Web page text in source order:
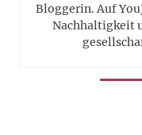
Bloggerin. Auf
Nachhaltigkeit